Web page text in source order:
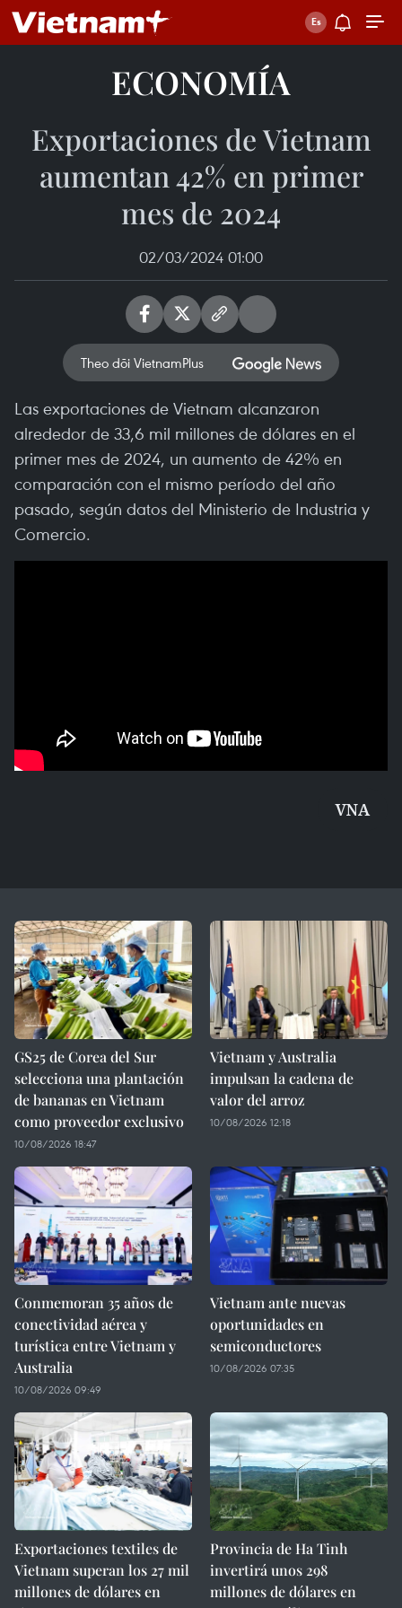
ECONOMÍA
Exportaciones de Vietnam
aumentan 42% en primer
mes de 2024
02/03/2024 01:00
Theo dõi VietnamPlus
Las exportaciones de Vietnam alcanzaron
alrededor de 33,6 mil millones de dólares en el
primer mes de 2024, un aumento de 42% en
comparación con el mismo período del año
pasado, según datos del Ministerio de Industria y
Comercio.
VNA
GS25 de Corea del Sur
selecciona una plantación
de bananas en Vietnam
como proveedor exclusivo
10/08/2026 18:47
Vietnam y Australia
impulsan la cadena de
valor del arroz
10/08/2026 12:18
Conmemoran 35 años de
conectividad aérea y
turística entre Vietnam y
Australia
10/08/2026 09:49
Vietnam ante nuevas
oportunidades en
semiconductores
10/08/2026 07:35
Exportaciones textiles de
Vietnam superan los 27 mil
millones de dólares en
Provincia de Ha Tinh
invertirá unos 298
millones de dólares en